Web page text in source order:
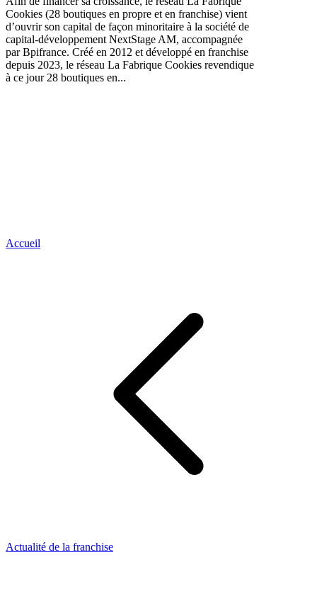
Cookies (28 boutiques en propre et en franchise) vient
d’ouvrir son capital de façon minoritaire à la société de
capital-développement NextStage AM, accompagnée
par Bpifrance. Créé en 2012 et développé en franchise
depuis 2023, le réseau La Fabrique Cookies revendique
à ce jour 28 boutiques en...
Accueil
Actualité de la franchise